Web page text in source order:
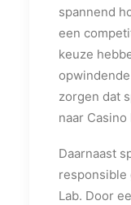
spannend
een
keuze
zorgen dat
naar Casino
Daarnaast
responsible
Lab. Door